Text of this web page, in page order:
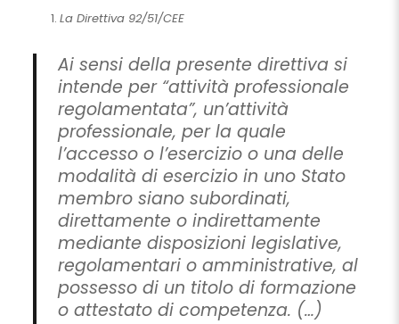
La Direttiva 92/51/CEE
Ai sensi della presente direttiva si
intende per “attività professionale
regolamentata”, un’attività
professionale, per la quale
l’accesso o l’esercizio o una delle
modalità di esercizio in uno Stato
membro siano subordinati,
direttamente o indirettamente
mediante disposizioni legislative,
regolamentari o amministrative, al
possesso di un titolo di formazione
o attestato di competenza. (…)